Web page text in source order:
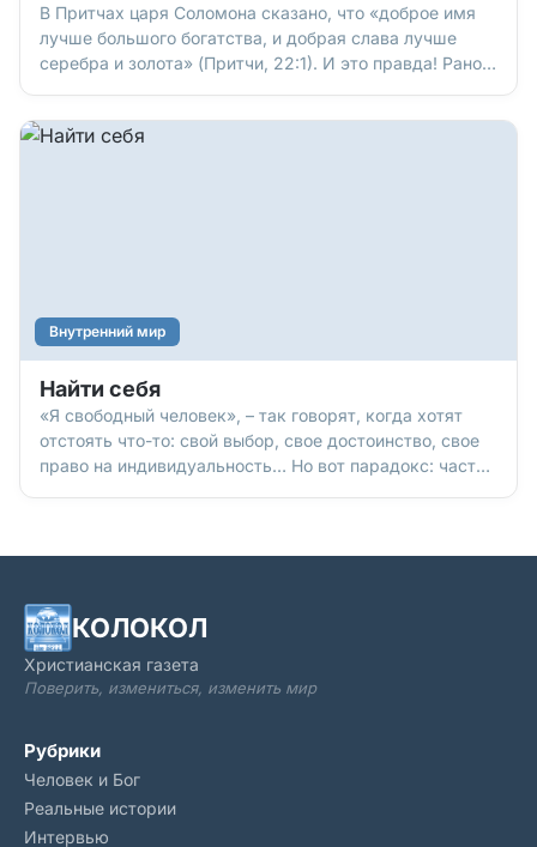
В Притчах царя Соломона сказано, что «доброе имя
лучше большого богатства, и добрая слава лучше
серебра и золота» (Притчи, 22:1). И это правда! Рано
богатство канут в лету. Но память о нас, плохая или
Внутренний мир
Найти себя
«Я свободный человек», – так говорят, когда хотят
отстоять что-то: свой выбор, свое достоинство, свое
право на индивидуальность… Но вот парадокс: часто
ожидания, которым мы пытаемся соответствовать?
КОЛОКОЛ
Христианская газета
Поверить, измениться, изменить мир
Рубрики
Человек и Бог
Реальные истории
Интервью